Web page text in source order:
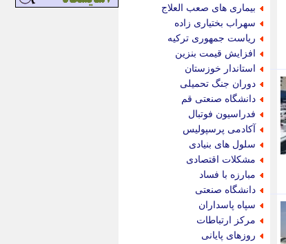
بیماری های صعب العلاج
سهراب بختیاری زاده
ریاست جمهوری ترکیه
افزایش قیمت بنزین
استاندار خوزستان
دوران جنگ تحمیلی
دانشگاه صنعتی قم
فدراسیون فوتبال
آکادمی پرسپولیس
سلول های بنیادی
مشکلات اقتصادی
مبارزه با فساد
دانشگاه صنعتی
سپاه پاسداران
مرکز ارتباطات
روزهای پایانی